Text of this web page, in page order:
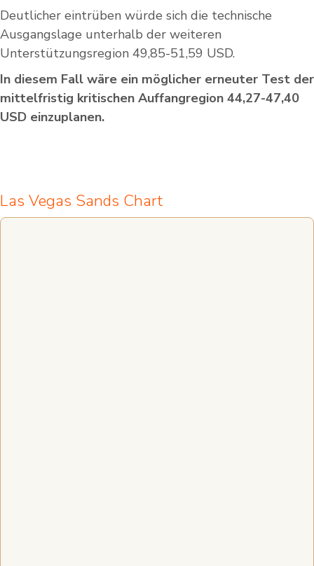
Deutlicher eintrüben würde sich die technische
Ausgangslage unterhalb der weiteren
Unterstützungsregion 49,85-51,59 USD.
In diesem Fall wäre ein möglicher erneuter Test der
mittelfristig kritischen Auffangregion 44,27-47,40
USD einzuplanen.
Las Vegas Sands Chart